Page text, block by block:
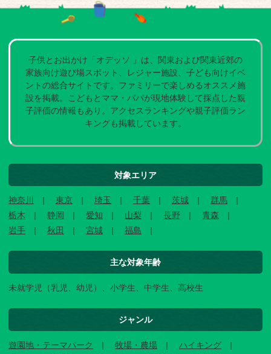
子供とお出かけ「オデッソ 」は、関東および関東近郊の
家族向け遊び場スポット、レジャー施設、子ども向けイベ
ントの総合サイトです。ファミリーで楽しめるオススメ施
設を掲載。こどもとママ・パパが現地体験して採点した親
子評価の情報もあり。アクセスランキングや親子評価ラン
キングも掲載しています。
対象エリア
神奈川 東京 埼玉 千葉 茨城
群馬
栃木
静岡 愛知 山梨 長野
青森
岩手
秋田 宮城 福島
主な対象年齢
未就学児（乳児、幼児）、小学生、中学生、高校生
ジャンル
遊園地・テーマパーク 牧場・農場
ハイキング